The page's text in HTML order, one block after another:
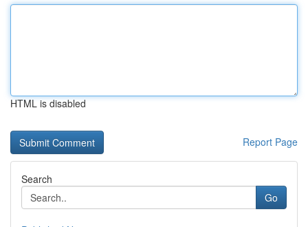
HTML is disabled
Report Page
Search
Go